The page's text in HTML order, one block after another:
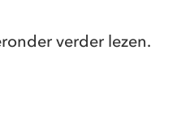
verder lezen.